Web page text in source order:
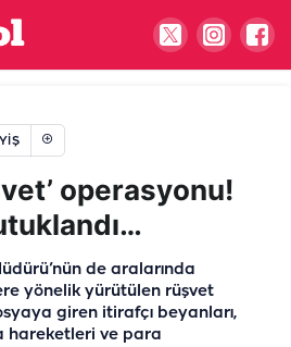
operasyonu!
de aralarında
yönelik yürütülen rüşvet
giren itirafçı beyanları,
hareketleri ve para
yolunda plaka hilesi pahalıya